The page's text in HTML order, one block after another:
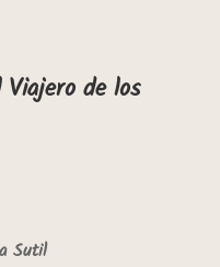
de los
Sutil